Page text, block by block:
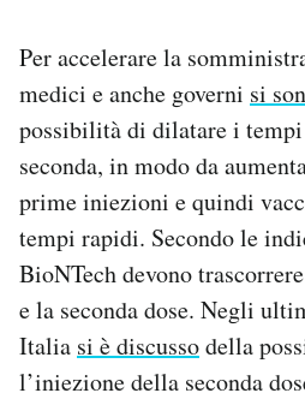
Per accelerare la
medici e anche governi si
possibilità di dilatare i
seconda, in modo da
prime iniezioni e quindi
tempi rapidi. Secondo le
BioNTech devono
e la seconda dose. Negli
Italia si è discussodella
l’iniezione della seconda